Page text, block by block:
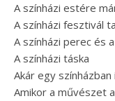
A színházi estére
A színházi fesztivál
A színházi perec és
A színházi táska
Akár egy
Amikor a művészet